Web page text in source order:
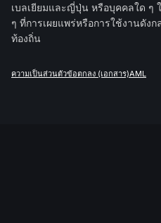
เบลเยียมและญี่ปุ่น หรือบุคคลใด ๆ
ๆ ที่การเผยแพร่หรือการใช้งานดัง
ท้องถิ่น
ความเป็นส่วนตัวข้อตกลง (เอกสาร)AML